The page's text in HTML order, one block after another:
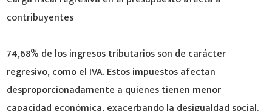
contribuyentes
74,68% de los ingresos tributarios son de carácter
regresivo, como el IVA. Estos impuestos afectan
desproporcionadamente a quienes tienen menor